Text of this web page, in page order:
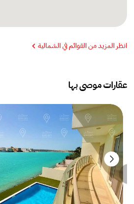
انظر المزيد من القوائم في الشمالية
عقارات موصى بها